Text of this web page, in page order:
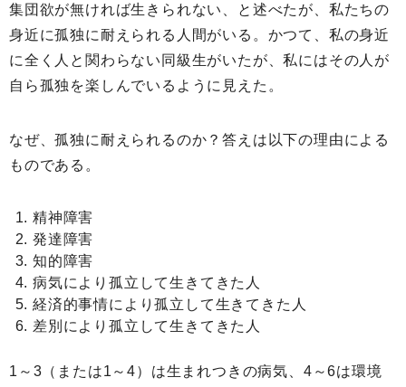
集団欲が無ければ生きられない、と述べたが、私たちの
身近に孤独に耐えられる人間がいる。かつて、私の身近
に全く人と関わらない同級生がいたが、私にはその人が
自ら孤独を楽しんでいるように見えた。
なぜ、孤独に耐えられるのか？答えは以下の理由による
ものである。
精神障害
発達障害
知的障害
病気により孤立して生きてきた人
経済的事情により孤立して生きてきた人
差別により孤立して生きてきた人
1～3（または1～4）は生まれつきの病気、4～6は環境